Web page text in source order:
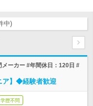
中)
ーカー #年間休日：120日 #
ア】◆経験者歓迎
学歴不問